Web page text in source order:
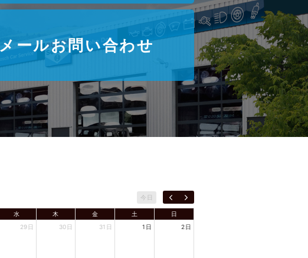
メールお問い合わせ
今日
水 木 金 土
日
29日 30日 31日 1日 2日